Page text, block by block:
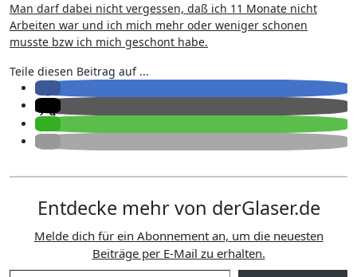
Man darf dabei nicht vergessen, daß ich 11 Monate nicht
Arbeiten war und ich mich mehr oder weniger schonen
musste bzw ich mich geschont habe.
Teile diesen Beitrag auf ...
Entdecke mehr von derGlaser.de
Melde dich für ein Abonnement an, um die neuesten
Beiträge per E-Mail zu erhalten.
Gib deine E-Mail-Adresse ein ...